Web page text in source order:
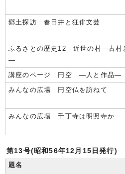
郷土探訪 春日井と狂俳文芸
ふるさとの歴史12 近世の村―古村
―
講座のページ 円空 ―人と作品―
みんなの広場 円空仏を訪ねて
みんなの広場 千丁寺は明照寺か
第13号(昭和56年12月15日発行)
題名